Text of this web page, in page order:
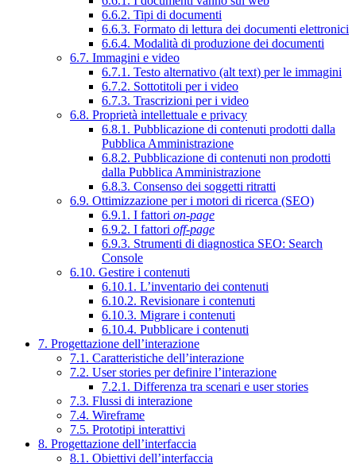
6.6.2. Tipi di documenti
6.6.3. Formato di lettura dei documenti elettronici
6.6.4. Modalità di produzione dei documenti
6.7. Immagini e video
6.7.1. Testo alternativo (alt text) per le immagini
6.7.2. Sottotitoli per i video
6.7.3. Trascrizioni per i video
6.8. Proprietà intellettuale e privacy
6.8.1. Pubblicazione di contenuti prodotti dalla
Pubblica Amministrazione
6.8.2. Pubblicazione di contenuti non prodotti
dalla Pubblica Amministrazione
6.8.3. Consenso dei soggetti ritratti
6.9. Ottimizzazione per i motori di ricerca (SEO)
6.9.1. I fattori on-page
6.9.2. I fattori off-page
6.9.3. Strumenti di diagnostica SEO: Search
Console
6.10. Gestire i contenuti
6.10.1. L’inventario dei contenuti
6.10.2. Revisionare i contenuti
6.10.3. Migrare i contenuti
6.10.4. Pubblicare i contenuti
7. Progettazione dell’interazione
7.1. Caratteristiche dell’interazione
7.2. User stories per definire l’interazione
7.2.1. Differenza tra scenari e user stories
7.3. Flussi di interazione
7.4. Wireframe
7.5. Prototipi interattivi
8. Progettazione dell’interfaccia
8.1. Obiettivi dell’interfaccia